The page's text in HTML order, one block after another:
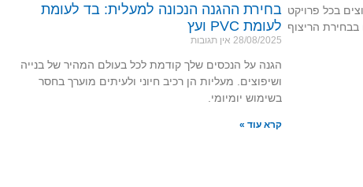
בכל פרויקט
הריצוף
בחירת ההגנה הנכונה למעלית: בד לעומת
לעומת PVC ועץ
28/08/2025 אין תגובות
הגנה על הנכסים שלך קודמת לכל בעולם המהיר של בנייה
ושיפוצים. מעליות הן רכיב חיוני ולעיתים מוערך בחסר
בשימוש יומיומי.
קרא עוד »